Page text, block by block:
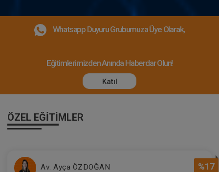
Whatsapp Duyuru Grubumuza Üye Olarak,
Eğitimlerimizden Anında Haberdar Olun!
Katıl
ÖZEL EĞITIMLER
%17
Av. Ayça ÖZDOĞAN